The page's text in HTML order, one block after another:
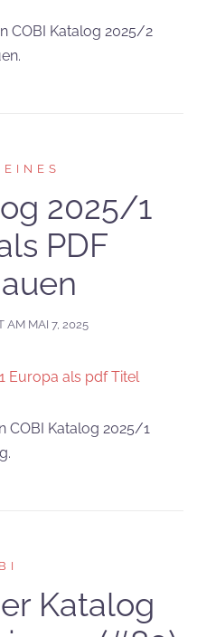
COBI Katalog 2025/2
2025/1
PDF
AM MAI 7, 2025
COBI Katalog 2025/1
Katalog